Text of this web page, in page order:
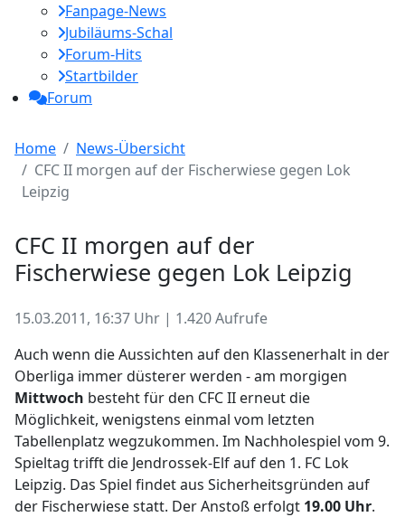
Fanpage-News
Jubiläums-Schal
Forum-Hits
Startbilder
Forum
Home
News-Übersicht
CFC II morgen auf der Fischerwiese gegen Lok
Leipzig
CFC II morgen auf der
Fischerwiese gegen Lok Leipzig
15.03.2011, 16:37 Uhr | 1.420 Aufrufe
Auch wenn die Aussichten auf den Klassenerhalt in der
Oberliga immer düsterer werden - am morgigen
Mittwoch besteht für den CFC II erneut die
Möglichkeit, wenigstens einmal vom letzten
Tabellenplatz wegzukommen. Im Nachholespiel vom 9.
Spieltag trifft die Jendrossek-Elf auf den 1. FC Lok
Leipzig. Das Spiel findet aus Sicherheitsgründen auf
der Fischerwiese statt. Der Anstoß erfolgt 19.00 Uhr.